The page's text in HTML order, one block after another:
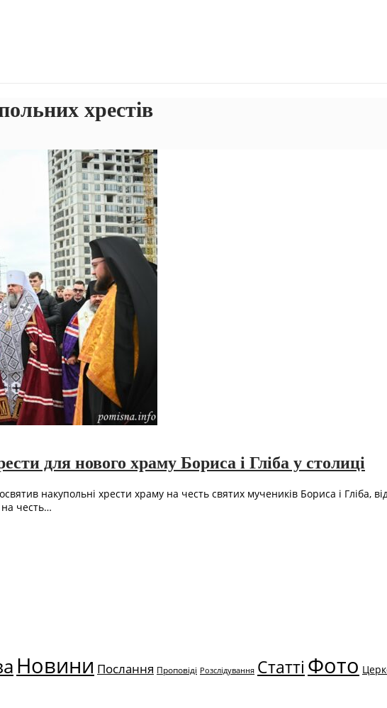
хрестів
для нового храму Бориса і Гліба у столиці
накупольні хрести храму на честь святих мучеників Бориса і Гліба,
на честь…
Новини Послання Проповіді Розслідування Статті Фото